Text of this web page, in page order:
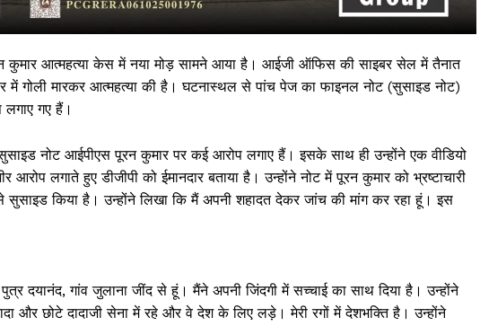
Khabarchalisa News
कुमार आत्‍महत्‍या केस में नया मोड़ सामने आया है। आईजी ऑफ‍िस की साइबर सेल में तैनात
गोली मारकर आत्‍महत्‍या की है। घटनास्‍थल से पांच पेज का फाइनल नोट (सुसाइड नोट)
लगाए गए हैं।
नोट आईपीएस पूरन कुमार पर कई आरोप लगाए हैं। इसके साथ ही उन्होंने एक वीडियो
आरोप लगाते हुए डीजीपी को ईमानदार बताया है। उन्होंने नोट में पूरन कुमार को भ्रष्टाचारी
सुसाइड किया है। उन्होंने लिखा कि मैं अपनी शहादत देकर जांच की मांग कर रहा हूं। इस
दयानंद, गांव जुलाना जींद से हूं। मैंने अपनी जिंदगी में सच्चाई का साथ दिया है। उन्होंने
और छोटे दादाजी सेना में रहे और वे देश के लिए लड़े। मेरी रगों में देशभक्ति है। उन्होंने